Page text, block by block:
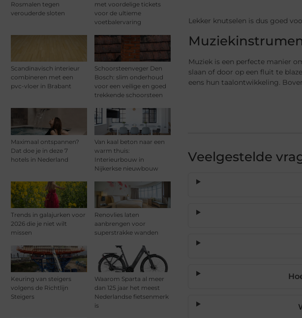
Rosmalen tegen
verouderde sloten
met voordelige tickets
voor de ultieme
voetbalervaring
Scandinavisch interieur
combineren met een
pvc-vloer in Brabant
Schoorsteenveger Den
Bosch: slim onderhoud
voor een veilige en goed
trekkende schoorsteen
Maximaal ontspannen?
Dat doe je in deze 7
hotels in Nederland
Van kaal beton naar een
warm thuis:
Interieurbouw in
Nijkerkse nieuwbouw
Trends in galajurken voor
2026 die je niet wilt
missen
Renovlies laten
aanbrengen voor
superstrakke wanden
Keuring van steigers
volgens de Richtlijn
Steigers
Waarom Sparta al meer
dan 125 jaar het meest
Nederlandse fietsenmerk
is
Lekker knutselen is dus goed
Muziek is een perfecte manier
slaan of door op een fluit te
eens hun taalontwikkeling.
Veelgestelde